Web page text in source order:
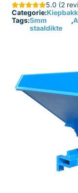
5.0 (2
Categorie:
Tags:5mm
staaldikte
,